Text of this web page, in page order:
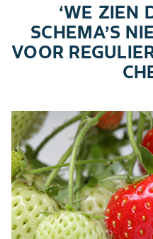
‘WE ZIEN
SCHEMA’S
VOOR